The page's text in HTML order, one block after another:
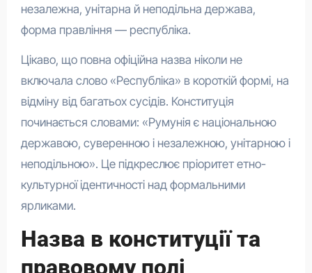
незалежна, унітарна й неподільна держава,
форма правління — республіка.
Цікаво, що повна офіційна назва ніколи не
включала слово «Республіка» в короткій формі, на
відміну від багатьох сусідів. Конституція
починається словами: «Румунія є національною
державою, суверенною і незалежною, унітарною і
неподільною». Це підкреслює пріоритет етно-
культурної ідентичності над формальними
ярликами.
Назва в конституції та
правовому полі